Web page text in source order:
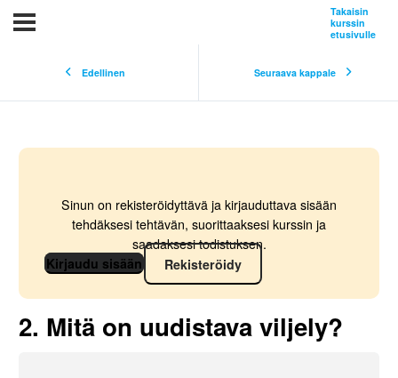
Edellinen Seuraava kappale
Takaisin
kurssin
etusivulle
Sinun on rekisteröidyttävä ja kirjauduttava sisään
tehdäksesi tehtävän, suorittaaksesi kurssin ja
saadaksesi todistuksen.
Kirjaudu sisään
Rekisteröidy
2. Mitä on uudistava viljely?